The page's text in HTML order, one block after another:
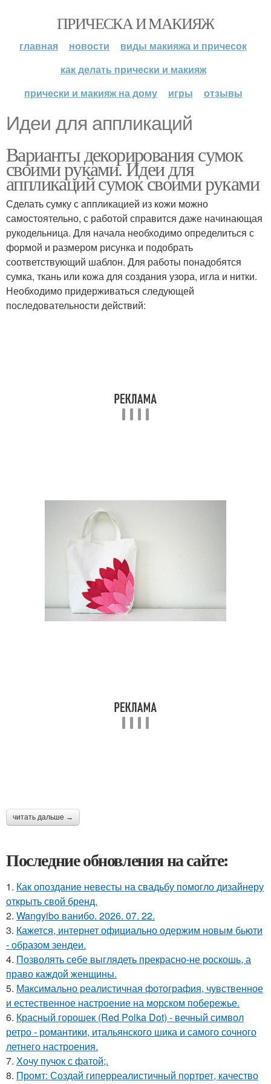
ПРИЧЕСКА И МАКИЯЖ
главная новости
виды макияжа и причесок
как делать прически и макияж
прически и макияж на дому
игры отзывы
Идеи для аппликаций
Варианты декорирования сумок
своими руками. Идеи для
аппликаций сумок своими руками
Сделать сумку с аппликацией из кожи можно
самостоятельно, с работой справится даже начинающая
рукодельница. Для начала необходимо определиться с
формой и размером рисунка и подобрать
соответствующий шаблон. Для работы понадобятся
сумка, ткань или кожа для создания узора, игла и нитки.
Необходимо придерживаться следующей
последовательности действий:
читать дальше →
Последние обновления на сайте:
1. Как опоздание невесты на свадьбу помогло дизайнеру
открыть свой бренд.
2. Wangyibo ванибо. 2026. 07. 22.
3. Кажется, интернет официально одержим новым бьюти
- образом зендеи.
4. Позволять себе выглядеть прекрасно-не роскошь, а
право каждой женщины.
5. Максимально реалистичная фотография, чувственное
и естественное настроение на морском побережье.
6. Красный горошек (Red Polka Dot) - вечный символ
ретро - романтики, итальянского шика и самого сочного
летнего настроения.
7. Хочу пучок с фатой;.
8. Промт: Создай гиперреалистичный портрет, качество